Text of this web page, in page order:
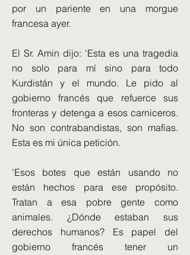
por un pariente en una morgue
francesa ayer.
El Sr. Amin dijo: 'Esta es una tragedia
no solo para mí sino para todo
Kurdistán y el mundo. Le pido al
gobierno francés que refuerce sus
fronteras y detenga a esos carniceros.
No son contrabandistas, son mafias.
Esta es mi única petición.
'Esos botes que están usando no
están hechos para ese propósito.
Tratan a esa pobre gente como
animales. ¿Dónde estaban sus
derechos humanos? Es papel del
gobierno francés tener un